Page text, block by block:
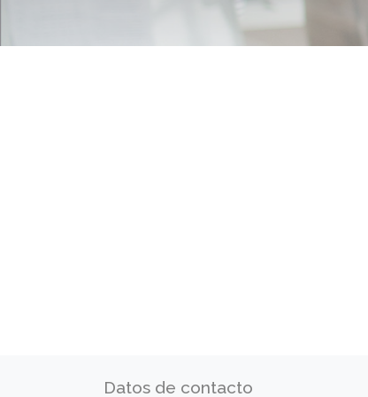
Datos de contacto